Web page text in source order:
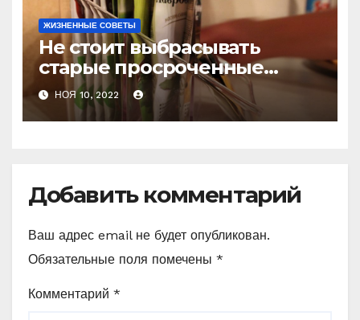
ЖИЗНЕННЫЕ СОВЕТЫ
Не стоит выбрасывать
старые просроченные
специи, они ещё
пригодятся в быту. Покажу
4 полезные фишки, как их
НОЯ 10, 2022
Добавить комментарий
Ваш адрес email не будет опубликован.
Обязательные поля помечены *
Комментарий *